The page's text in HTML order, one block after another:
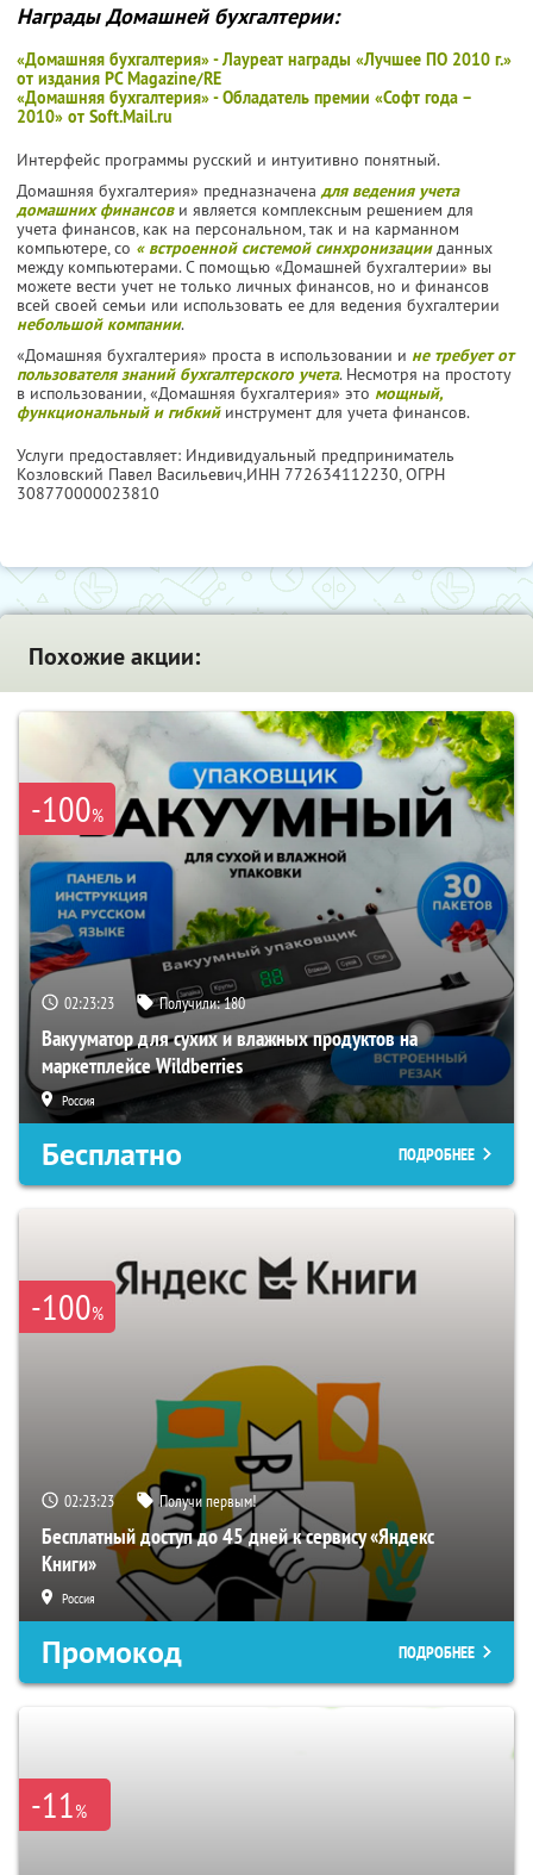
Награды Домашней бухгалтерии:
«Домашняя бухгалтерия» - Лауреат награды «Лучшее ПО 2010 г.»
от издания PC Magazine/RE
«Домашняя бухгалтерия» - Обладатель премии «Софт года –
2010» от Soft.Mail.ru
Интерфейс программы русский и интуитивно понятный.
Домашняя бухгалтерия» предназначена для ведения учета
домашних финансови является комплексным решением для
учета финансов, как на персональном, так и на карманном
компьютере, со « встроенной системой синхронизацииданных
между компьютерами. С помощью «Домашней бухгалтерии» вы
можете вести учет не только личных финансов, но и финансов
всей своей семьи или использовать ее для ведения бухгалтерии
небольшой компании.
«Домашняя бухгалтерия» проста в использовании и не требует от
пользователя знаний бухгалтерского учета. Несмотря на простоту
в использовании, «Домашняя бухгалтерия» это мощный,
функциональный и гибкийинструмент для учета финансов.
Услуги предоставляет: Индивидуальный предприниматель
Козловский Павел Васильевич,ИНН 772634112230, ОГРН
308770000023810
Похожие акции:
-100%
02:23:22 Получили:180
Вакууматор для сухих и влажных продуктов на
маркетплейсе Wildberries
Россия
Бесплатно ПОДРОБНЕЕ
-100%
02:23:22 Получи первым!
Бесплатный доступ до 45 дней к сервису «Яндекс
Книги»
Россия
Промокод ПОДРОБНЕЕ
-11%